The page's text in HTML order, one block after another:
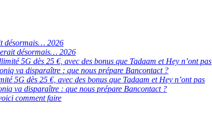
désormais… 2026
désormais… 2026
5G dès 25 €, avec des bonus que Tadaam et Hey n’ont pas
va disparaître : que nous prépare Bancontact ?
5G dès 25 €, avec des bonus que Tadaam et Hey n’ont pas
va disparaître : que nous prépare Bancontact ?
comment faire